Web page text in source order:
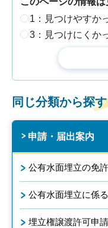
1：見つけやすか
3：見つけにくか
同じ分類から探す
申請・届出案内
公有水面埋立の免
公有水面埋立に係
埋立権譲渡許可申請